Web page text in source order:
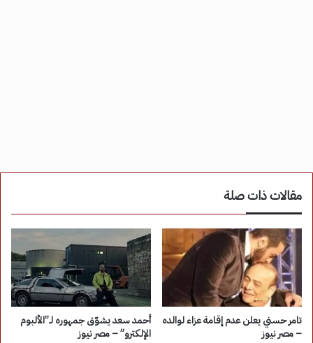
مقالات ذات صلة
تامر حسني يعلن عدم إقامة عزاء لوالده
– مصر نيوز
أحمد سعد يشوّق جمهوره لـ”الألبوم
الإلكترو” – مصر نيوز